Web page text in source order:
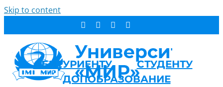
Skip to content
АБИТУРИЕНТУ
СТУДЕНТУ
ДОПОБРАЗОВАНИЕ